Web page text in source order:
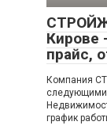
Кирове
прайс,
Компания
следующими
график